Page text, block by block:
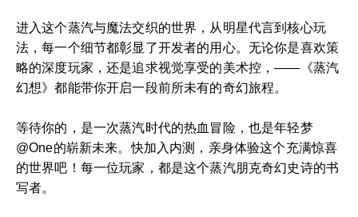
进入这个蒸汽与魔法交织的世界，从明星代言到核心玩
法，每一个细节都彰显了开发者的用心。无论你是喜欢策
略的深度玩家，还是追求视觉享受的美术控，――《蒸汽
幻想》都能带你开启一段前所未有的奇幻旅程。
等待你的，是一次蒸汽时代的热血冒险，也是年轻梦
@One的崭新未来。快加入内测，亲身体验这个充满惊喜
的世界吧！每一位玩家，都是这个蒸汽朋克奇幻史诗的书
写者。